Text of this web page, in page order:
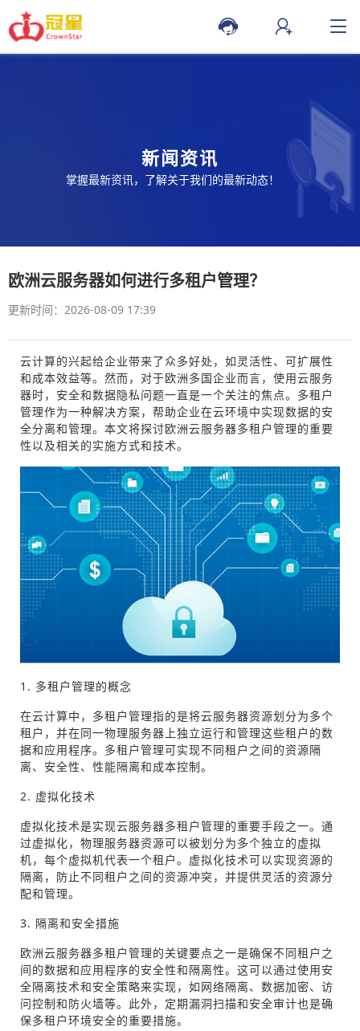
新闻资讯
掌握最新资讯，了解关于我们的最新动态！
欧洲云服务器如何进行多租户管理？
更新时间：2026-08-09 17:39
云计算的兴起给企业带来了众多好处，如灵活性、可扩展性
和成本效益等。然而，对于欧洲多国企业而言，使用云服务
器时，安全和数据隐私问题一直是一个关注的焦点。多租户
管理作为一种解决方案，帮助企业在云环境中实现数据的安
全分离和管理。本文将探讨欧洲云服务器多租户管理的重要
性以及相关的实施方式和技术。
1. 多租户管理的概念
在云计算中，多租户管理指的是将云服务器资源划分为多个
租户，并在同一物理服务器上独立运行和管理这些租户的数
据和应用程序。多租户管理可实现不同租户之间的资源隔
离、安全性、性能隔离和成本控制。
2. 虚拟化技术
虚拟化技术是实现云服务器多租户管理的重要手段之一。通
过虚拟化，物理服务器资源可以被划分为多个独立的虚拟
机，每个虚拟机代表一个租户。虚拟化技术可以实现资源的
隔离，防止不同租户之间的资源冲突，并提供灵活的资源分
配和管理。
3. 隔离和安全措施
欧洲云服务器多租户管理的关键要点之一是确保不同租户之
间的数据和应用程序的安全性和隔离性。这可以通过使用安
全隔离技术和安全策略来实现，如网络隔离、数据加密、访
问控制和防火墙等。此外，定期漏洞扫描和安全审计也是确
保多租户环境安全的重要措施。